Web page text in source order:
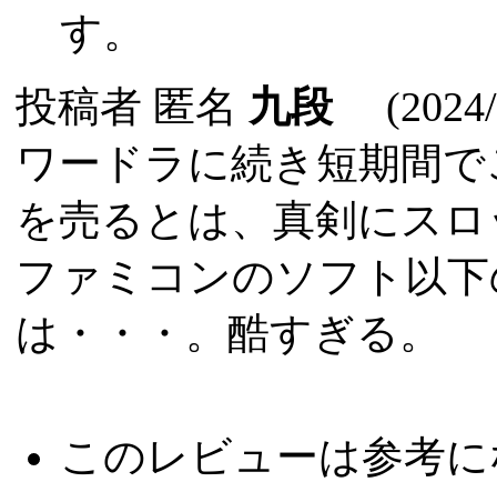
す。
投稿者 匿名 九段 (2024/
ワードラに続き短期間
を売るとは、真剣にス
ファミコンのソフト以
は・・・。酷すぎる。
このレビューは参考